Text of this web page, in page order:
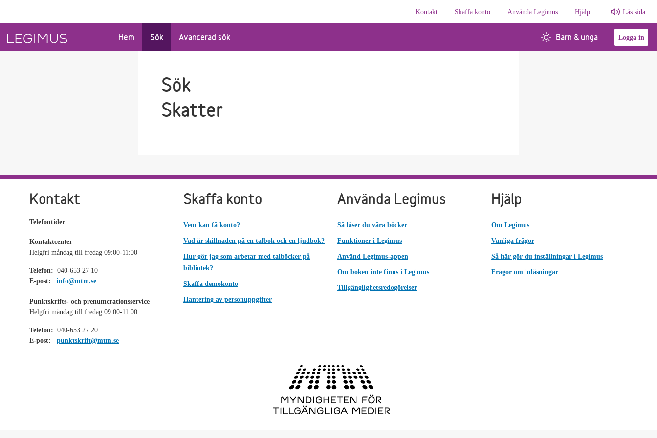
Kontakt
Skaffa konto Använda Legimus Hjälp Läs sida
Hem Sök Avancerad sök Barn & unga Logga in
Sök
Skatter
Kontakt
Telefontider
Kontaktcenter
Helgfri måndag till fredag 09:00-11:00
Telefon: 040-653 27 10
E-post:
info@mtm.se
Punktskrifts- och prenumerationsservice
Helgfri måndag till fredag 09:00-11:00
Telefon: 040-653 27 20
E-post:
punktskrift@mtm.se
Skaffa konto
Vem kan få konto?
Vad är skillnaden på en talbok och en ljudbok?
Hur gör jag som arbetar med talböcker på
bibliotek?
Skaffa demokonto
Hantering av personuppgifter
Använda Legimus
Så läser du våra böcker
Funktioner i Legimus
Använd Legimus-appen
Om boken inte finns i Legimus
Tillgänglighetsredogörelser
Hjälp
Om Legimus
Vanliga frågor
Så här gör du inställningar i Legimus
Frågor om inläsningar